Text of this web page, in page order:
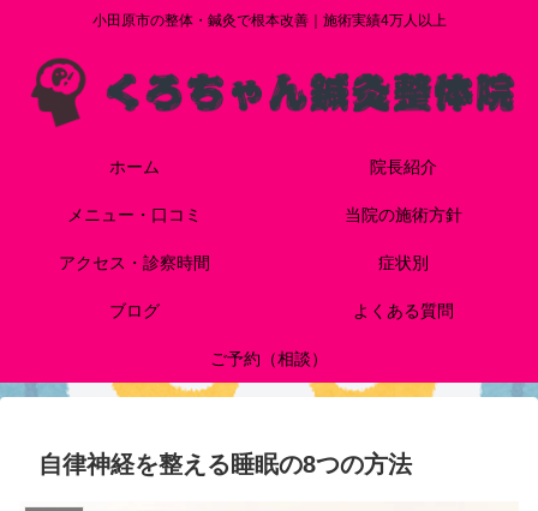
小田原市の整体・鍼灸で根本改善｜施術実績4万人以上
ホーム 院長紹介
メニュー・口コミ 当院の施術方針
アクセス・診察時間 症状別
ブログ よくある質問
ご予約（相談）
自律神経を整える睡眠の8つの方法